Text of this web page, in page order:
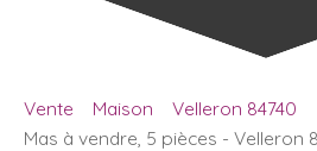
Vente Maison
Velleron 84740
Mas à vendre, 5 pièces - Velleron